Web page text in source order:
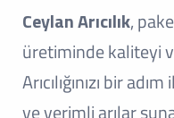
Ceylan Arıcılık,
üretiminde kaliteyi
Arıcılığınızı bir
ve verimli arılar